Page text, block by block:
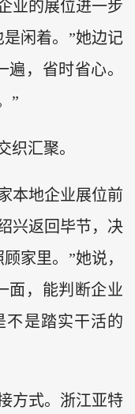
业的展位进一步
闲着。”她边记
，省时省心。
”
织汇聚。
本地企业展位前
兴返回毕节，决
家里。”她说，
面，能判断企业
不是踏实干活的
方式。浙江亚特